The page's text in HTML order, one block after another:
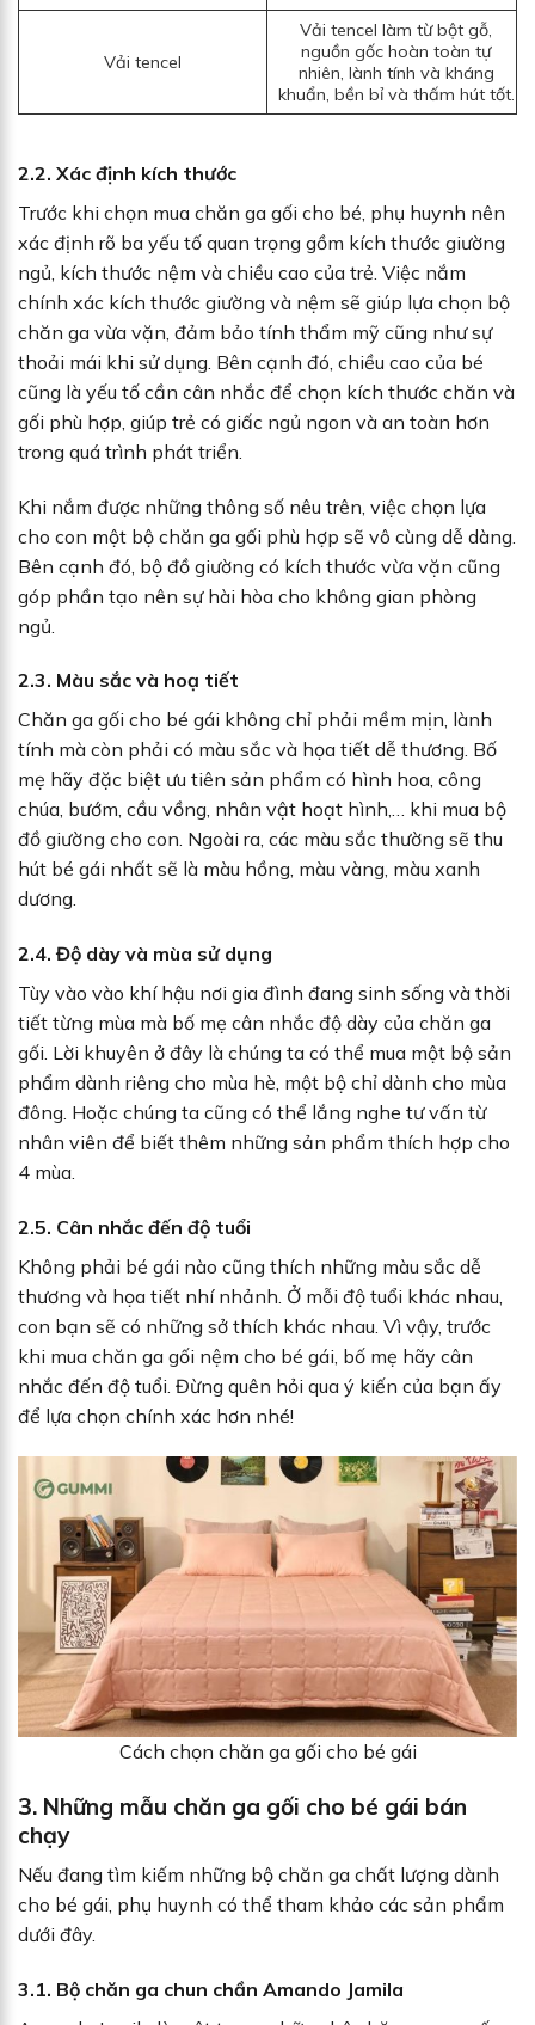
Vải tencel
Vải tencel làm từ bột gỗ,
nguồn gốc hoàn toàn tự
nhiên, lành tính và kháng
khuẩn, bền bỉ và thấm hút tốt.
2.2. Xác định kích thước
Trước khi chọn mua chăn ga gối cho bé, phụ huynh nên
xác định rõ ba yếu tố quan trọng gồm kích thước giường
ngủ, kích thước nệm và chiều cao của trẻ. Việc nắm
chính xác kích thước giường và nệm sẽ giúp lựa chọn bộ
chăn ga vừa vặn, đảm bảo tính thẩm mỹ cũng như sự
thoải mái khi sử dụng. Bên cạnh đó, chiều cao của bé
cũng là yếu tố cần cân nhắc để chọn kích thước chăn và
gối phù hợp, giúp trẻ có giấc ngủ ngon và an toàn hơn
trong quá trình phát triển.
Khi nắm được những thông số nêu trên, việc chọn lựa
cho con một bộ chăn ga gối phù hợp sẽ vô cùng dễ dàng.
Bên cạnh đó, bộ đồ giường có kích thước vừa vặn cũng
góp phần tạo nên sự hài hòa cho không gian phòng
ngủ.
2.3. Màu sắc và hoạ tiết
Chăn ga gối cho bé gái không chỉ phải mềm mịn, lành
tính mà còn phải có màu sắc và họa tiết dễ thương. Bố
mẹ hãy đặc biệt ưu tiên sản phẩm có hình hoa, công
chúa, bướm, cầu vồng, nhân vật hoạt hình,… khi mua bộ
đồ giường cho con. Ngoài ra, các màu sắc thường sẽ thu
hút bé gái nhất sẽ là màu hồng, màu vàng, màu xanh
dương.
2.4. Độ dày và mùa sử dụng
Tùy vào vào khí hậu nơi gia đình đang sinh sống và thời
tiết từng mùa mà bố mẹ cân nhắc độ dày của chăn ga
gối. Lời khuyên ở đây là chúng ta có thể mua một bộ sản
phẩm dành riêng cho mùa hè, một bộ chỉ dành cho mùa
đông. Hoặc chúng ta cũng có thể lắng nghe tư vấn từ
nhân viên để biết thêm những sản phẩm thích hợp cho
4 mùa.
2.5. Cân nhắc đến độ tuổi
Không phải bé gái nào cũng thích những màu sắc dễ
thương và họa tiết nhí nhảnh. Ở mỗi độ tuổi khác nhau,
con bạn sẽ có những sở thích khác nhau. Vì vậy, trước
khi mua chăn ga gối nệm cho bé gái, bố mẹ hãy cân
nhắc đến độ tuổi. Đừng quên hỏi qua ý kiến của bạn ấy
để lựa chọn chính xác hơn nhé!
Cách chọn chăn ga gối cho bé gái
3. Những mẫu chăn ga gối cho bé gái bán
chạy
Nếu đang tìm kiếm những bộ chăn ga chất lượng dành
cho bé gái, phụ huynh có thể tham khảo các sản phẩm
dưới đây.
3.1. Bộ chăn ga chun chần Amando Jamila